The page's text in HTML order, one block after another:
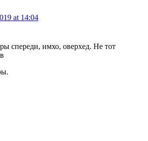
at 14:04
спереди, имхо, оверхед. Не тот